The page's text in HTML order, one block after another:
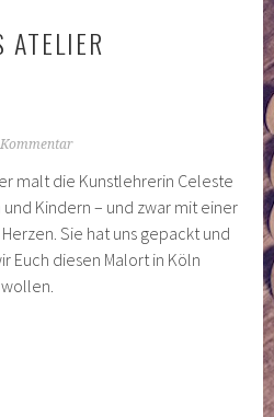
ATELIER
malt die Kunstlehrerin Celeste
Kindern – und zwar mit einer
Sie hat uns gepackt und
Euch diesen Malort in Köln